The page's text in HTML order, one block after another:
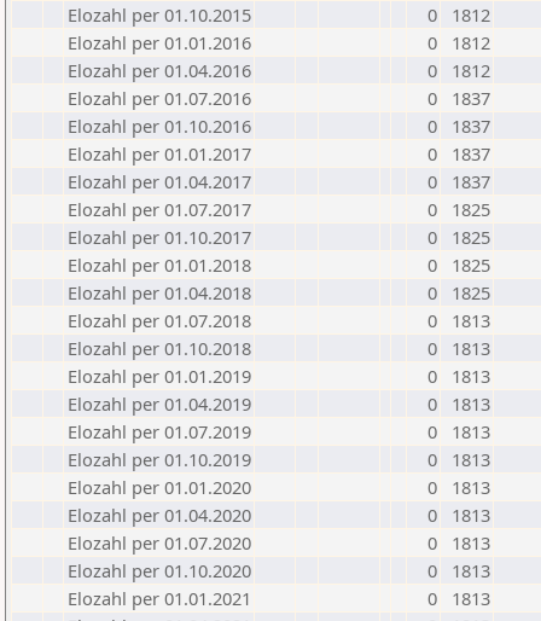
Elozahl per 01.10.2015
0
1812
Elozahl per 01.01.2016
0
1812
Elozahl per 01.04.2016
0
1812
Elozahl per 01.07.2016
0
1837
Elozahl per 01.10.2016
0
1837
Elozahl per 01.01.2017
0
1837
Elozahl per 01.04.2017
0
1837
Elozahl per 01.07.2017
0
1825
Elozahl per 01.10.2017
0
1825
Elozahl per 01.01.2018
0
1825
Elozahl per 01.04.2018
0
1825
Elozahl per 01.07.2018
0
1813
Elozahl per 01.10.2018
0
1813
Elozahl per 01.01.2019
0
1813
Elozahl per 01.04.2019
0
1813
Elozahl per 01.07.2019
0
1813
Elozahl per 01.10.2019
0
1813
Elozahl per 01.01.2020
0
1813
Elozahl per 01.04.2020
0
1813
Elozahl per 01.07.2020
0
1813
Elozahl per 01.10.2020
0
1813
Elozahl per 01.01.2021
0
1813